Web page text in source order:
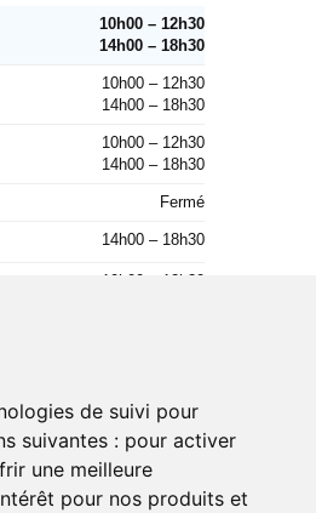
de suivi pour
suivantes : pour activer
une meilleure
pour nos produits et
10h00 – 12h30
14h00 – 18h30
10h00 – 12h30
14h00 – 18h30
10h00 – 12h30
14h00 – 18h30
Fermé
14h00 – 18h30
10h00 – 12h30
10h00 – 12h30
14h00 – 18h30